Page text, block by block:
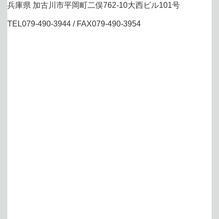
兵庫県 加古川市平岡町二俣762-10大西ビル101号
TEL079-490-3944 / FAX079-490-3954